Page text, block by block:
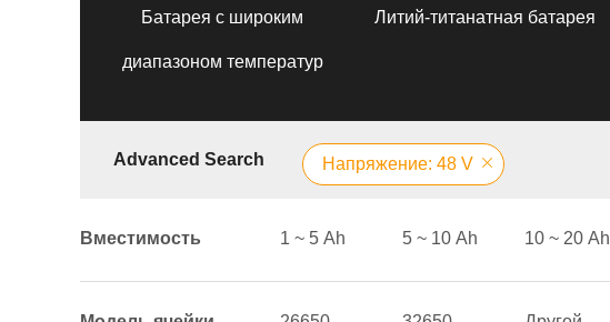
Батарея с широким
диапазоном температур
Литий-титанатная батарея
Advanced Search Напряжение: 48 V
Вместимость 1 ~ 5 Аh 5 ~ 10 Аh 10 ~ 20 Аh